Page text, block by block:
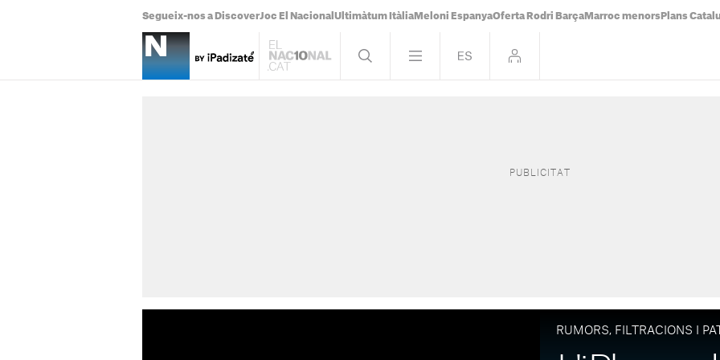
Segueix-nos a DiscoverJoc El Nacional Ultimàtum Itàlia Meloni EspanyaOferta Rodri Barça Marroc menors Plans
RUMORS, FILTRACIONS I